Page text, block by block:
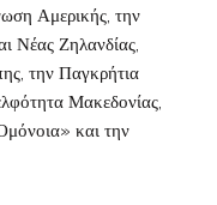
Αμερικής, την
Νέας Ζηλανδίας,
την Παγκρήτια
Μακεδονίας,
και την